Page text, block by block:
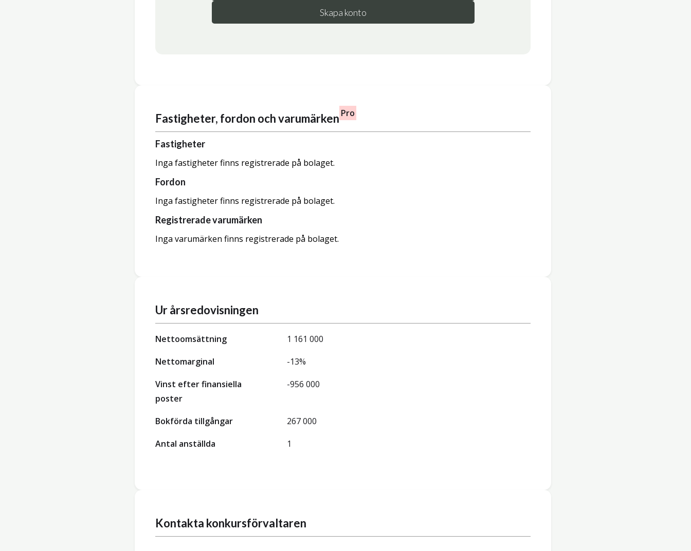
Skapa konto
Fastigheter, fordon och varumärken Pro
Fastigheter
Inga fastigheter finns registrerade på bolaget.
Fordon
Inga fastigheter finns registrerade på bolaget.
Registrerade varumärken
Inga varumärken finns registrerade på bolaget.
Ur årsredovisningen
Nettoomsättning
1 161 000
Nettomarginal
-13%
Vinst efter finansiella
poster
-956 000
Bokförda tillgångar
267 000
Antal anställda
1
Kontakta konkursförvaltaren